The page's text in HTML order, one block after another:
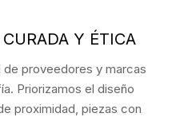
Y ÉTICA
proveedores y marcas
Priorizamos el diseño
proximidad, piezas con